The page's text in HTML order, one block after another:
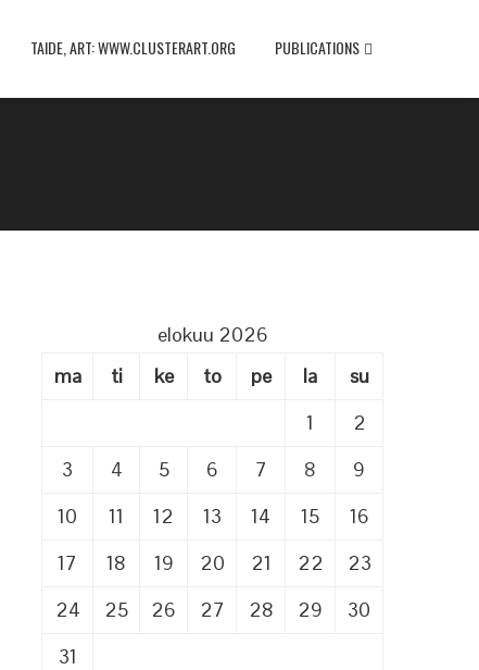
TAIDE, ART: WWW.CLUSTERART.ORG PUBLICATIONS
elokuu 2026
ma
ti ke to pe la
su
1
2
3
4 5 6 7 8
9
10
11 12 13 14 15
16
17
18 19 20 21 22
23
24
25 26 27 28 29
30
31